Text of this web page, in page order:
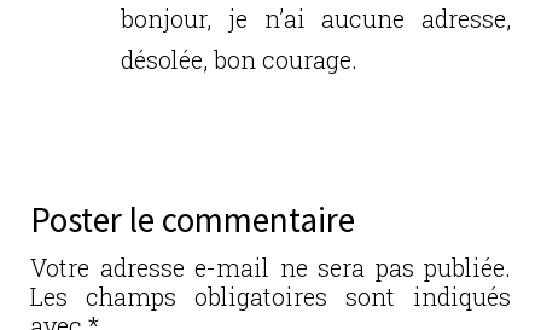
bonjour, je n’ai aucune adresse,
désolée, bon courage.
Poster le commentaire
Votre adresse e-mail ne sera pas publiée.
Les champs obligatoires sont indiqués